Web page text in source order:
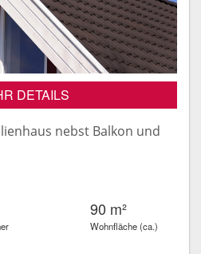
DETAILS
nebst Balkon und
90 m²
Wohnfläche (ca.)